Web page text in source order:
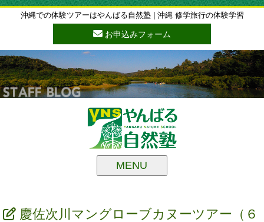
沖縄での体験ツアーはやんばる自然塾 | 沖縄 修学旅行の体験学習
お申込みフォーム
MENU
慶佐次川マングローブカヌーツアー（６